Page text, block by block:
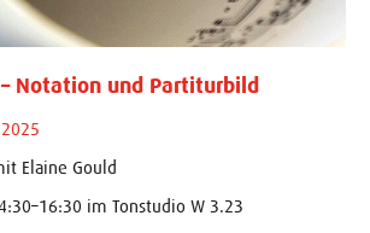
Notation und Partiturbild
Elaine Gould
im Tonstudio W 3.23